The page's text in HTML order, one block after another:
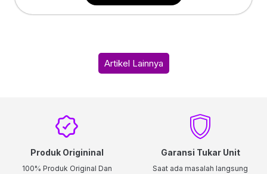
Artikel Lainnya
Produk Origininal
100% Produk Original Dan
Garansi Tukar Unit
Saat ada masalah langsung